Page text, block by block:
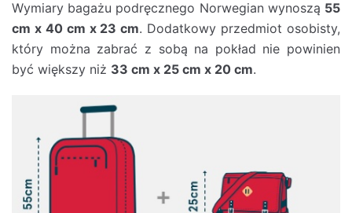
Wymiary bagażu podręcznego Norwegian wynoszą 55
cm x 40 cm x 23 cm. Dodatkowy przedmiot osobisty,
który można zabrać z sobą na pokład nie powinien
być większy niż 33 cm x 25 cm x 20 cm.